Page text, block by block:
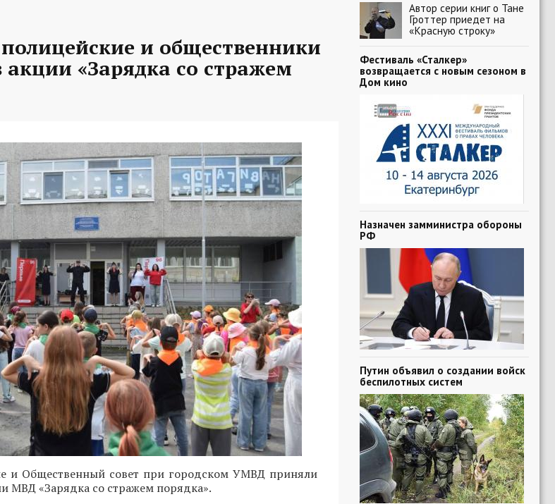
и общественники
«Зарядка со стражем
и Общественный совет при городском УМВД приняли
МВД «Зарядка со стражем порядка».
Автор серии книг о Тане
Гроттер приедет на
«Красную строку»
Фестиваль «Сталкер»
возвращается с новым сезоном в
Дом кино
Назначен замминистра обороны
РФ
Путин объявил о создании войск
беспилотных систем